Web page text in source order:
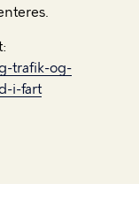
trafik-og-
i-fart